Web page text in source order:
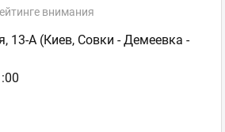
внимания
13-А (Киев, Совки - Демеевка -